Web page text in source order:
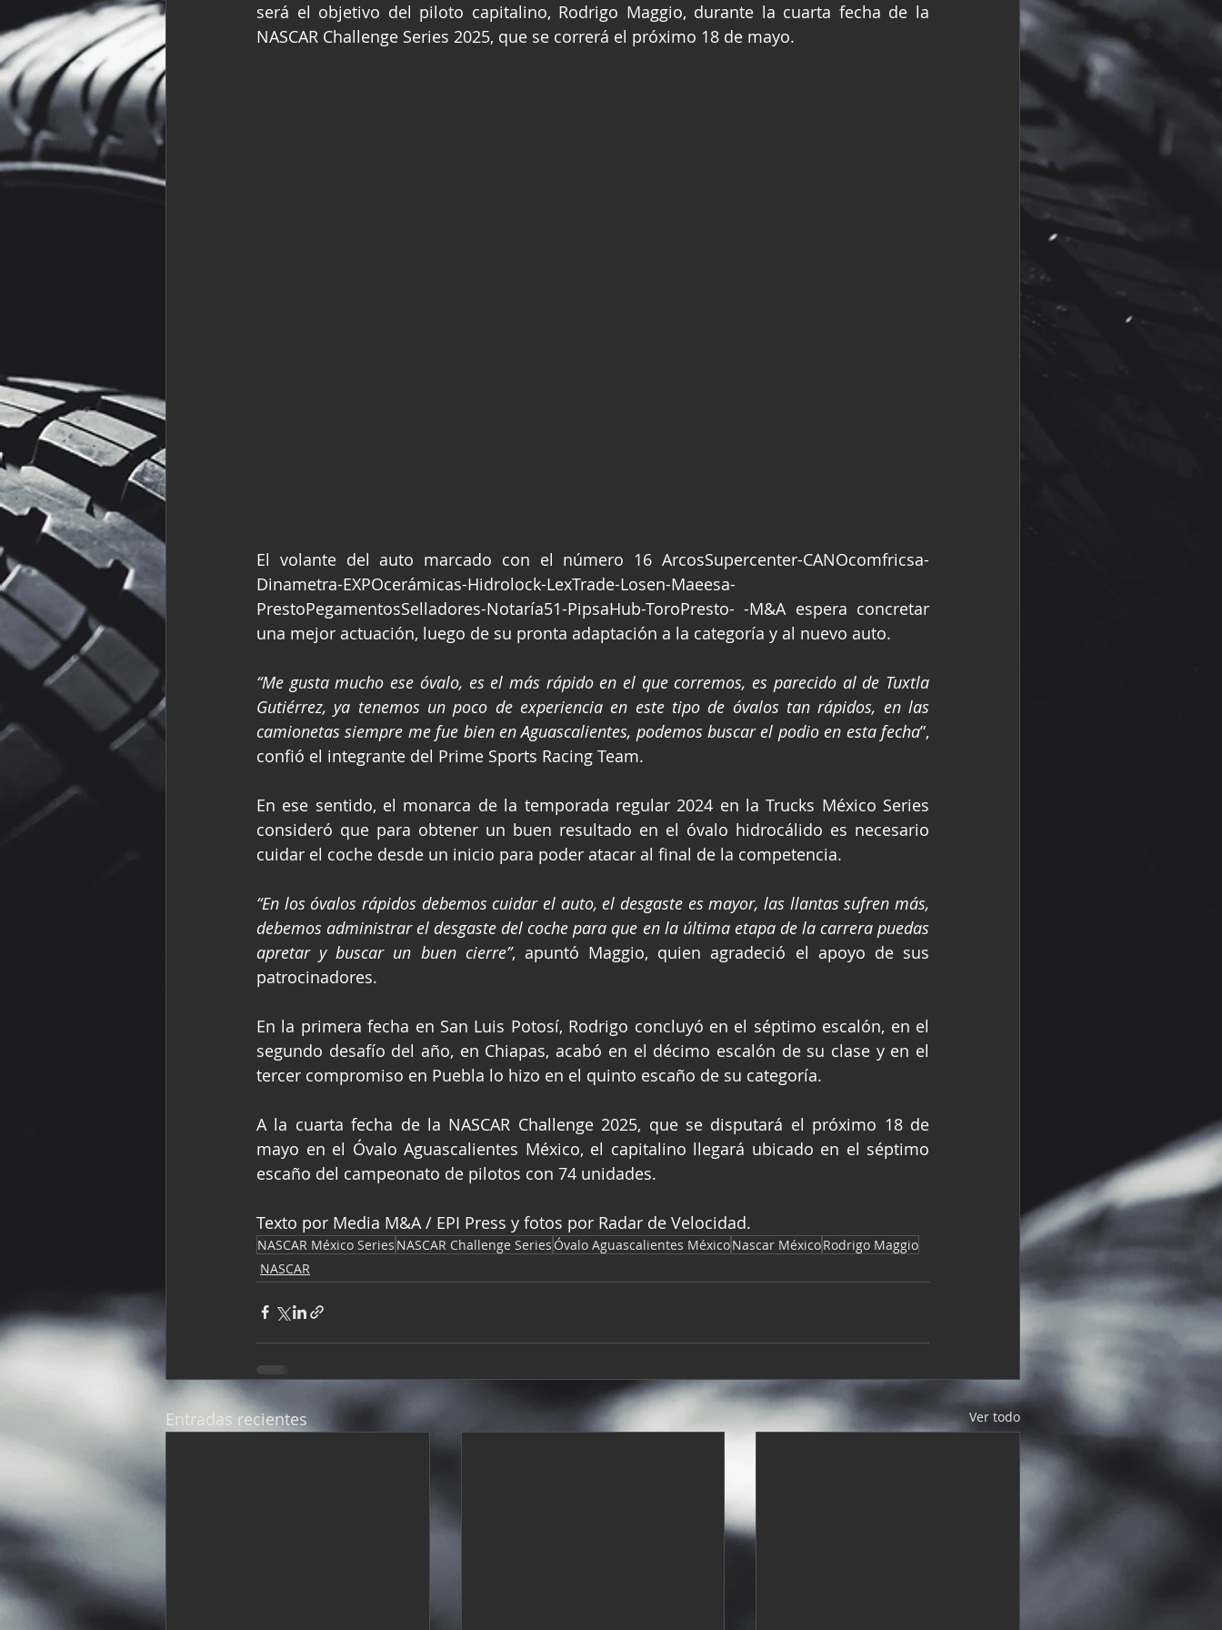
Fórmula Ford Vintage Fórmula 3 Nauticopa FIA TCR Fórmula 2
será el objetivo del piloto capitalino, Rodrigo Maggio, durante la cuarta fecha de la
NASCAR Challenge Series 2025, que se correrá el próximo 18 de mayo.
El volante del auto marcado con el número 16 ArcosSupercenter-CANOcomfricsa-
Dinametra-EXPOcerámicas-Hidrolock-LexTrade-Losen-Maeesa-
PrestoPegamentosSelladores-Notaría51-PipsaHub-ToroPresto- -M&A espera concretar
una mejor actuación, luego de su pronta adaptación a la categoría y al nuevo auto.
“Me gusta mucho ese óvalo, es el más rápido en el que corremos, es parecido al de Tuxtla
Gutiérrez, ya tenemos un poco de experiencia en este tipo de óvalos tan rápidos, en las
camionetas siempre me fue bien en Aguascalientes, podemos buscar el podio en esta fecha”,
confió el integrante del Prime Sports Racing Team.
En ese sentido, el monarca de la temporada regular 2024 en la Trucks México Series
consideró que para obtener un buen resultado en el óvalo hidrocálido es necesario
cuidar el coche desde un inicio para poder atacar al final de la competencia.
“En los óvalos rápidos debemos cuidar el auto, el desgaste es mayor, las llantas sufren más,
debemos administrar el desgaste del coche para que en la última etapa de la carrera puedas
apretar y buscar un buen cierre”, apuntó Maggio, quien agradeció el apoyo de sus
patrocinadores.
En la primera fecha en San Luis Potosí, Rodrigo concluyó en el séptimo escalón, en el
segundo desafío del año, en Chiapas, acabó en el décimo escalón de su clase y en el
tercer compromiso en Puebla lo hizo en el quinto escaño de su categoría.
A la cuarta fecha de la NASCAR Challenge 2025, que se disputará el próximo 18 de
mayo en el Óvalo Aguascalientes México, el capitalino llegará ubicado en el séptimo
escaño del campeonato de pilotos con 74 unidades.
Texto por Media M&A / EPI Press y fotos por Radar de Velocidad.
NASCAR México Series NASCAR Challenge Series Óvalo Aguascalientes MéxicoNascar MéxicoRodrigo Maggio
NASCAR
Entradas recientes Ver todo